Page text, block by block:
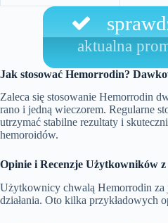
aktualna
Jak stosować Hemorrodin?
Zaleca się stosowanie Hemorrodin
rano i jedną wieczorem. Regularne
utrzymać stabilne rezultaty i
hemoroidów.
Opinie i Recenzje Użytkowników
Użytkownicy chwalą Hemorrodin za
działania. Oto kilka przykładowych